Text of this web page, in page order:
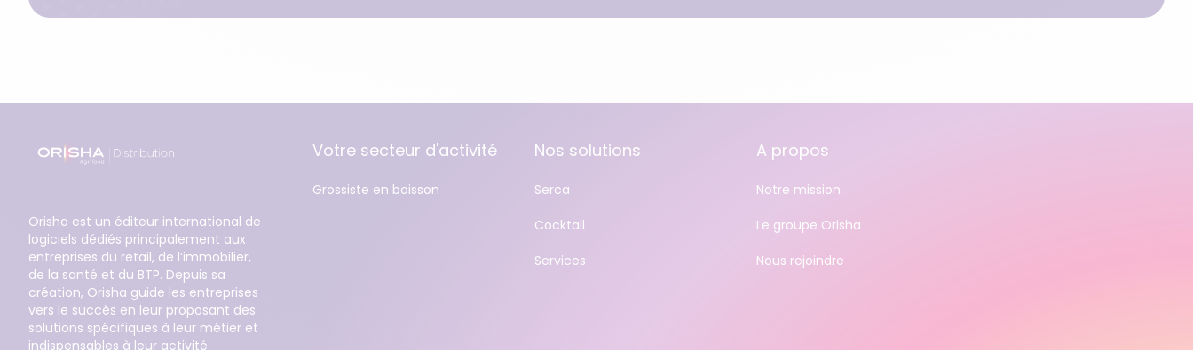
Orisha est un éditeur international de
logiciels dédiés principalement aux
entreprises du retail, de l’immobilier,
de la santé et du BTP. Depuis sa
création, Orisha guide les entreprises
vers le succès en leur proposant des
solutions spécifiques à leur métier et
indispensables à leur activité.
Votre secteur d'activité
Grossiste en boisson
Nos solutions
Serca
Cocktail
Services
A propos
Notre mission
Le groupe Orisha
Nous rejoindre